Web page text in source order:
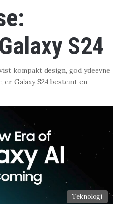
S24
kompakt design, god ydeevne
Galaxy S24 bestemt en
Teknologi